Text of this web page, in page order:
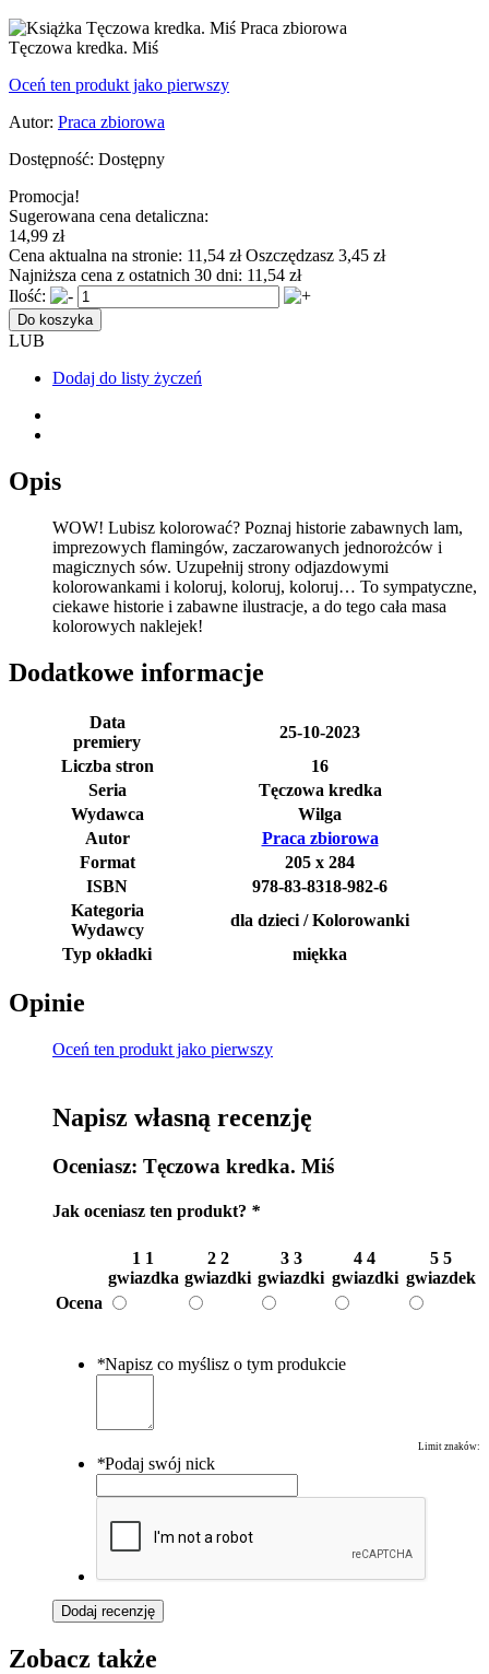
Tęczowa kredka. Miś
Oceń ten produkt jako pierwszy
Autor: Praca zbiorowa
Dostępność: Dostępny
Promocja!
Sugerowana cena detaliczna:
14,99 zł
Cena aktualna na stronie: 11,54 złOszczędzasz 3,45 zł
Najniższa cena z ostatnich 30 dni: 11,54 zł
Ilość:
Do koszyka
LUB
Dodaj do listy życzeń
Opis
WOW! Lubisz kolorować? Poznaj historie zabawnych lam,
imprezowych flamingów, zaczarowanych jednorożców i
magicznych sów. Uzupełnij strony odjazdowymi
kolorowankami i koloruj, koloruj, koloruj… To sympatyczne,
ciekawe historie i zabawne ilustracje, a do tego cała masa
kolorowych naklejek!
Dodatkowe informacje
Data
premiery
25-10-2023
Liczba stron
16
Seria
Tęczowa kredka
Wydawca
Wilga
Autor
Praca zbiorowa
Format
205 x 284
ISBN
978-83-8318-982-6
Kategoria
Wydawcy
dla dzieci / Kolorowanki
Typ okładki
miękka
Opinie
Oceń ten produkt jako pierwszy
Napisz własną recenzję
Oceniasz: Tęczowa kredka. Miś
Jak oceniasz ten produkt? *
1 1
gwiazdka
2 2
gwiazdki
3 3
gwiazdki
4 4
gwiazdki
5 5
gwiazdek
Ocena
*Napisz co myślisz o tym produkcie
Limit znaków:
*Podaj swój nick
Dodaj recenzję
Zobacz także